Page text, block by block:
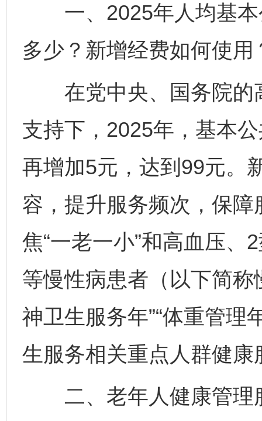
一、2025年人均基本
多少？新增经费如何使用
在党中央、国务院的
支持下，2025年，基本
再增加5元，达到99元。
容，提升服务频次，保
焦“一老一小”和高血压、
等慢性病患者（以下简称
神卫生服务年”“体重管理
生服务相关重点人群健康
二、老年人健康管理